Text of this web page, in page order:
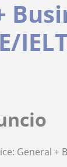
General +